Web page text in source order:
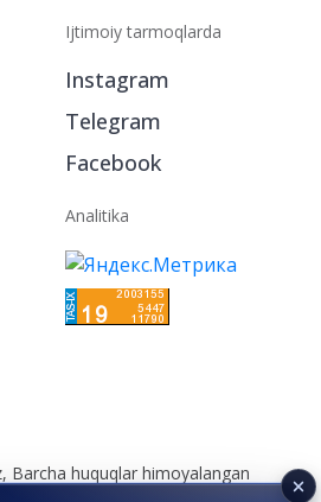
Ijtimoiy tarmoqlarda
Instagram
Telegram
Facebook
Analitika
Barcha huquqlar himoyalangan